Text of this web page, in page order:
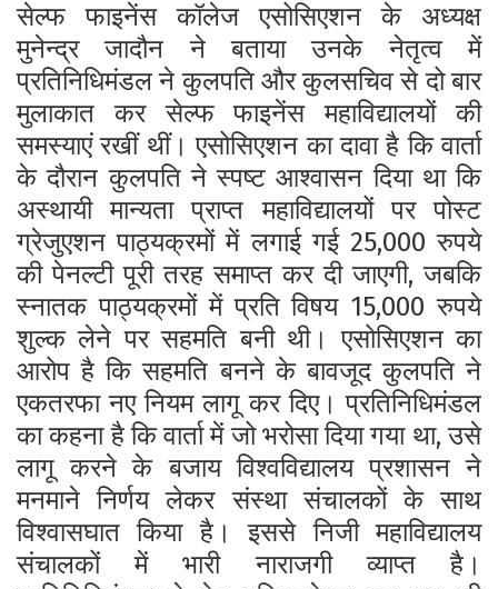
सेल्फ फाइनेंस कॉलेज एसोसिएशन के अध्यक्ष
मुनेन्द्र जादौन ने बताया उनके नेतृत्व में
प्रतिनिधिमंडल ने कुलपति और कुलसचिव से दो बार
मुलाकात कर सेल्फ फाइनेंस महाविद्यालयों की
समस्याएं रखीं थीं। एसोसिएशन का दावा है कि वार्ता
के दौरान कुलपति ने स्पष्ट आश्वासन दिया था कि
अस्थायी मान्यता प्राप्त महाविद्यालयों पर पोस्ट
ग्रेजुएशन पाठ्यक्रमों में लगाई गई 25,000 रुपये
की पेनल्टी पूरी तरह समाप्त कर दी जाएगी, जबकि
स्नातक पाठ्यक्रमों में प्रति विषय 15,000 रुपये
शुल्क लेने पर सहमति बनी थी।एसोसिएशन का
आरोप है कि सहमति बनने के बावजूद कुलपति ने
एकतरफा नए नियम लागू कर दिए। प्रतिनिधिमंडल
का कहना है कि वार्ता में जो भरोसा दिया गया था, उसे
लागू करने के बजाय विश्वविद्यालय प्रशासन ने
मनमाने निर्णय लेकर संस्था संचालकों के साथ
विश्वासघात किया है। इससे निजी महाविद्यालय
संचालकों में भारी नाराजगी व्याप्त है।